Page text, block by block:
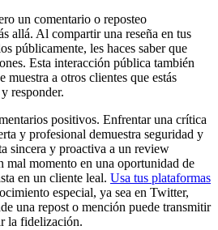
un comentario o reposteo
allá. Al compartir una reseña en tus
públicamente, les haces saber que
Esta interacción pública también
muestra a otros clientes que estás
responder.
positivos. Enfrentar una crítica
y profesional demuestra seguridad y
sincera y proactiva a un review
mal momento en una oportunidad de
en un cliente leal. Usa tus plataformas
especial, ya sea en Twitter,
una repost o mención puede transmitir
la fidelización.